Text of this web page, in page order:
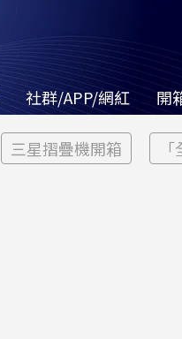
社群/APP/網紅 開
三星摺疊機開箱